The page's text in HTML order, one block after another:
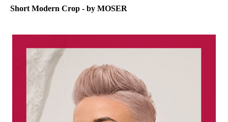
Short Modern Crop - by MOSER